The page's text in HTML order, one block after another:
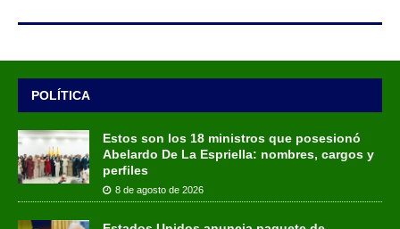
POLÍTICA
Estos son los 18 ministros que posesionó
Abelardo De La Espriella: nombres, cargos y
perfiles
8 de agosto de 2026